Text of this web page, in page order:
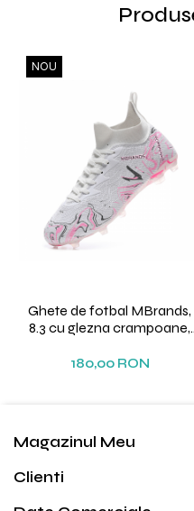
NOU
Ghete de fotbal MBrands,
8.3 cu glezna crampoane,
180,00 RON
Magazinul Meu
Clienti